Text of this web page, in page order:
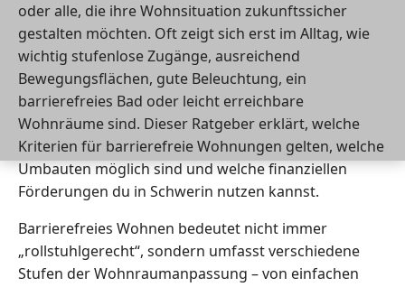
oder alle, die ihre Wohnsituation zukunftssicher
gestalten möchten. Oft zeigt sich erst im Alltag, wie
wichtig stufenlose Zugänge, ausreichend
Bewegungsflächen, gute Beleuchtung, ein
barrierefreies Bad oder leicht erreichbare
Wohnräume sind. Dieser Ratgeber erklärt, welche
Kriterien für barrierefreie Wohnungen gelten, welche
Umbauten möglich sind und welche finanziellen
Förderungen du in Schwerin nutzen kannst.
Barrierefreies Wohnen bedeutet nicht immer
„rollstuhlgerecht“, sondern umfasst verschiedene
Stufen der Wohnraumanpassung – von einfachen